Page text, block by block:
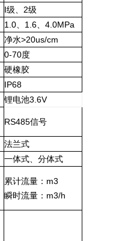
I级、2级
1.0、1.6、4.0MPa
净水>20us/cm
0-70度
硬橡胶
IP68
锂电池3.6V
RS485信号
法兰式
一体式、分体式
累计流量：m3
瞬时流量：m3/h